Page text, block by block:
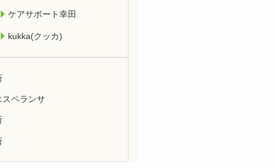
ケアサポート幸田
kukka(クッカ)
スペランサ